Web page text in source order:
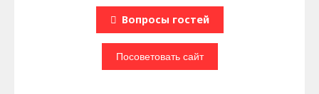
Вопроcы гостей